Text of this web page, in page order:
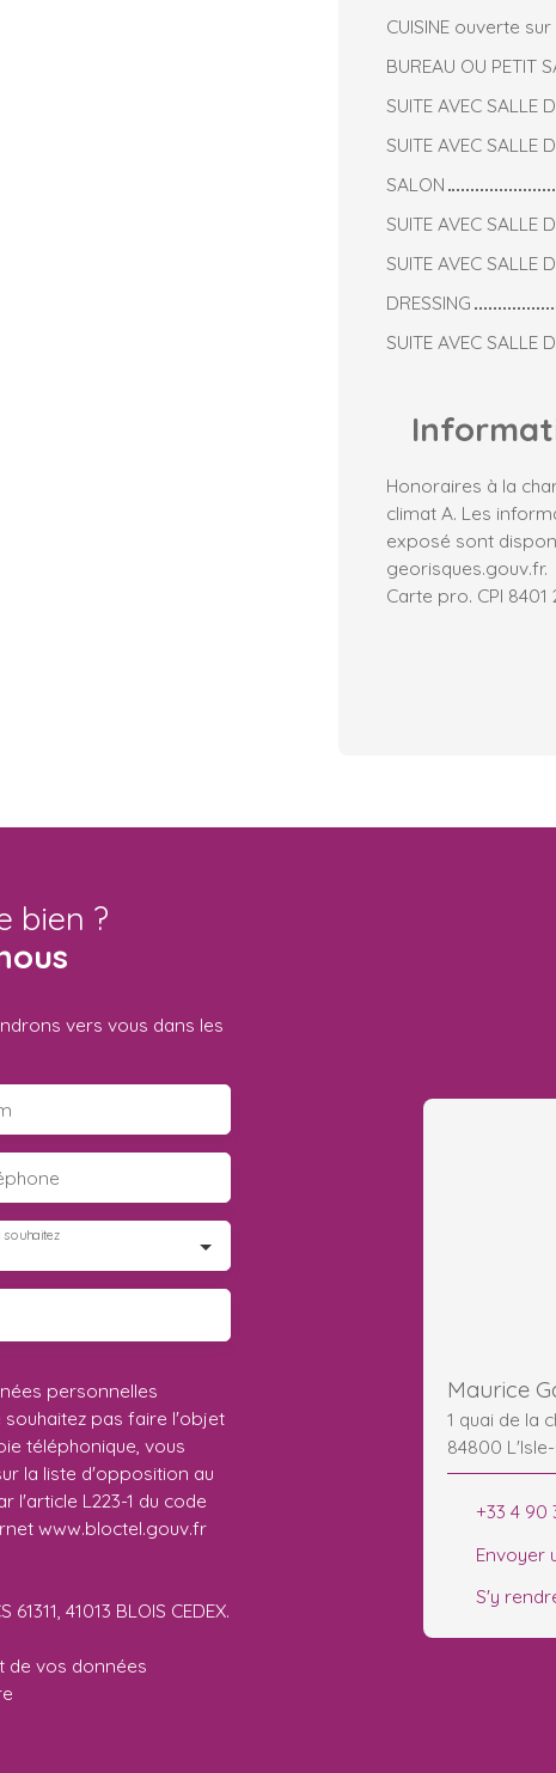
CUISINE ouverte
BUREAU OU PETIT
SUITE AVEC SALLE
SUITE AVEC SALLE
SALON
SUITE AVEC SALLE
SUITE AVEC SALLE
DRESSING
SUITE AVEC SALLE
Honoraires à la
climat A. Les
exposé sont
georisques.gouv.fr.
Carte pro. CPI
bien ?
vers vous dans les
souhaitez
personnelles
souhaitez pas faire l'objet
téléphonique, vous
la liste d'opposition au
l'article L223-1 du code
www.bloctel.gouv.fr
41013 BLOIS CEDEX.
de vos données
Maurice
1 quai de la
84800
+33 4 90
Envoyer
S'y